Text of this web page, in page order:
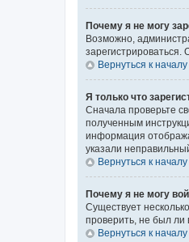
Почему я не могу
Возможно,
Вернуться к началу
Я только что
Сначала проверьте
полученным
информация
указали
Вернуться к началу
Почему я не могу
Существует
проверить, не был ли
Вернуться к началу